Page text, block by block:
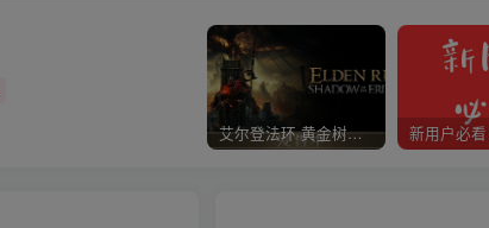
艾尔登法环 黄金树幽影